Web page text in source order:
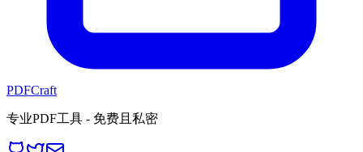
PDFCraft
专业PDF工具 - 免费且私密